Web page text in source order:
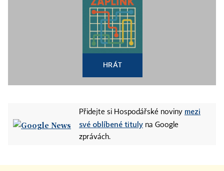
HRÁT
Přidejte si Hospodářské noviny mezi
své oblíbené tituly na Google
zprávách.